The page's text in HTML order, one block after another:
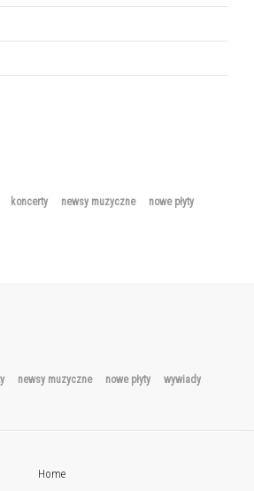
koncerty newsy muzyczne
nowe płyty
newsy muzyczne nowe płyty wywiady
Home